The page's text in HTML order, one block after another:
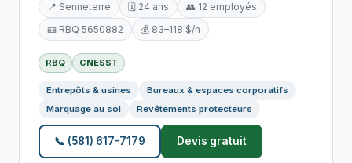
📍 Senneterre 🗓️ 24 ans
👥 12 employés
🪪 RBQ 5650882
💰 83–118 $/h
RBQ CNESST
Entrepôts & usines
Bureaux & espaces corporatifs
Marquage au sol
Revêtements protecteurs
📞 (581) 617-7179 Devis gratuit